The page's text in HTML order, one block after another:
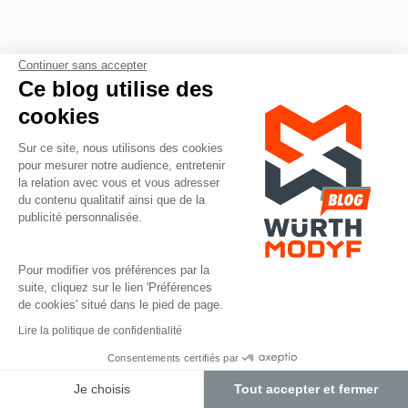
Continuer sans accepter
Ce blog utilise des
cookies
Sur ce site, nous utilisons des cookies
pour mesurer notre audience, entretenir
la relation avec vous et vous adresser
du contenu qualitatif ainsi que de la
publicité personnalisée.
Pour modifier vos préférences par la
suite, cliquez sur le lien 'Préférences
de cookies' situé dans le pied de page.
Lire la politique de confidentialité
Consentements certifiés par
Je choisis Tout accepter et fermer